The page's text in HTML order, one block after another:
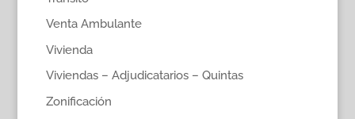
Venta Ambulante
Vivienda
Viviendas – Adjudicatarios – Quintas
Zonificación